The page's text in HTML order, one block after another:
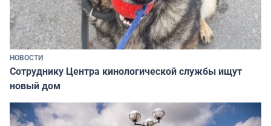
НОВОСТИ
Сотруднику Центра кинологической службы ищут
новый дом